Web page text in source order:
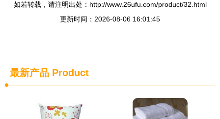
如若转载，请注明出处：http://www.26ufu.com/product/32.html
更新时间：2026-08-06 16:01:45
最新产品 Product